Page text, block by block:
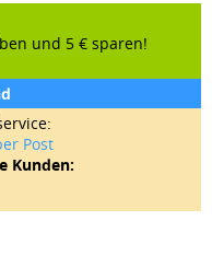
und 5 € sparen!
Post
Kunden: